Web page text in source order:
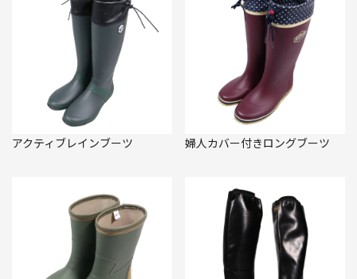
アクティブレインブーツ 婦人カバー付きロングブーツ